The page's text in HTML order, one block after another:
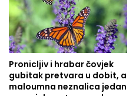
n
a
j
e
r
s
u
b
r
o
b
l
e
m
e
Pronicljiv i hrabar čovjek
gubitak pretvara u dobit, a
maloumna neznalica jedan